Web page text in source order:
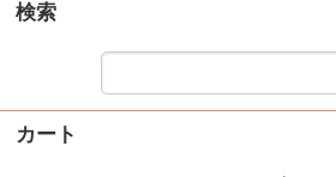
検索
カート